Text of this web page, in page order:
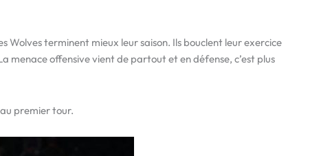
Wolves terminent mieux leur saison. Ils bouclent leur exercice
menace offensive vient de partout et en défense, c’est plus
premier tour.